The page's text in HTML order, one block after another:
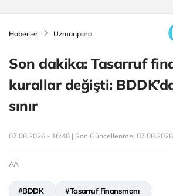
Haberler Uzmanpara
Son dakika: Tasarruf
kurallar değişti:
sınır
07.08.2026 - 16:48 | Son Güncellenme:
AA
#BDDK #Tasarruf Finansmanı